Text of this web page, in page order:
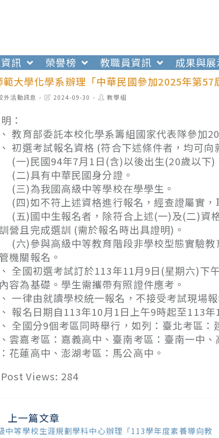
訊 榮譽榜 教職員資訊 成果與展
大學化學系辦理「中華民國參加2025年第
外活動訊息
Post2024-09-30
Post教學組
：
教育部委託本校化學系籌組國家代表隊參加
初選考試報名資格 (符合下述條件者，均可向
)民國94年7月1日(含)以後出生(20歲以下)
)具有中華民國身分證。
)為我國高級中等學校在學學生。
)如不符上述資格進行報名，經查證屬實，
)國中生報名者，除符合上述(一)及(二)資格
營且完成選訓 (需於報名時出具證明)。
)參與高級中等教育階段非學校型態實驗教
機關報名。
全國初選考試訂於113年11月9日(星期六)下
容為基礎。學生需攜帶有照證件應考。
一律由就讀學校統一報名，不接受考試現場
報名日期自113年10月1日上午9時起至113年
全國分9個考區同時舉行，如列：臺北考區
雲嘉考區：嘉義高中、臺南考區：臺南一中
花蓮高中、澎湖考區：馬公高中。
Post Views: 284
上一篇文章
中等學校生涯規劃學科中心辦理「113學年度素養導向教